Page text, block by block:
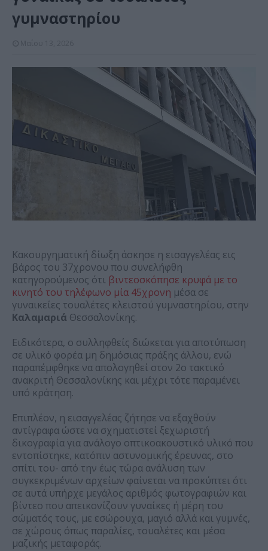
γυμναστηρίου
Κακουργηματική δίωξη άσκησε η εισαγγελέας εις
βάρος του 37χρονου που συνελήφθη
κατηγορούμενος ότι βιντεοσκόπησε κρυφά με το
κινητό του τηλέφωνο μία 45χρονη μέσα σε
γυναικείες τουαλέτες κλειστού γυμναστηρίου, στην
Καλαμαριά Θεσσαλονίκης.
Ειδικότερα, ο συλληφθείς διώκεται για αποτύπωση
σε υλικό φορέα μη δημόσιας πράξης άλλου, ενώ
παραπέμφθηκε να απολογηθεί στον 2ο τακτικό
ανακριτή Θεσσαλονίκης και μέχρι τότε παραμένει
υπό κράτηση.
Επιπλέον, η εισαγγελέας ζήτησε να εξαχθούν
αντίγραφα ώστε να σχηματιστεί ξεχωριστή
δικογραφία για ανάλογο οπτικοακουστικό υλικό που
εντοπίστηκε, κατόπιν αστυνομικής έρευνας, στο
σπίτι του- από την έως τώρα ανάλυση των
συγκεκριμένων αρχείων φαίνεται να προκύπτει ότι
σε αυτά υπήρχε μεγάλος αριθμός φωτογραφιών και
βίντεο που απεικονίζουν γυναίκες ή μέρη του
σώματός τους, με εσώρουχα, μαγιό αλλά και γυμνές,
σε χώρους όπως παραλίες, τουαλέτες και μέσα
μαζικής μεταφοράς.